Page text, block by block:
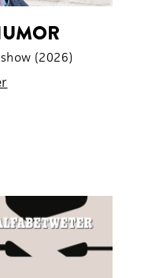
(2026)